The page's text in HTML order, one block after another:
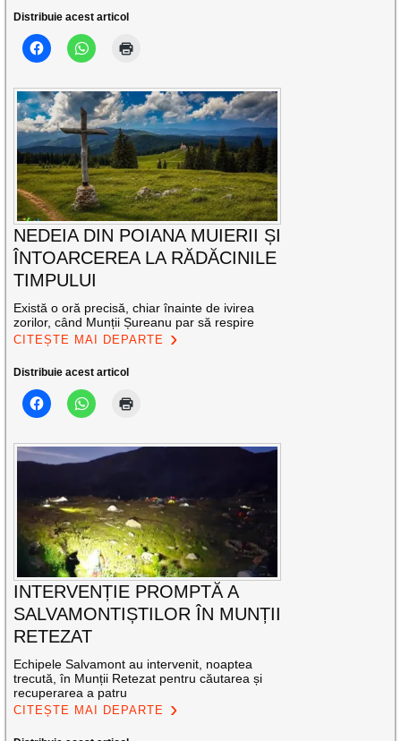
Distribuie acest articol
NEDEIA DIN POIANA MUIERII ȘI
ÎNTOARCEREA LA RĂDĂCINILE
TIMPULUI
Există o oră precisă, chiar înainte de ivirea
zorilor, când Munții Șureanu par să respire
CITEȘTE MAI DEPARTE
Distribuie acest articol
INTERVENȚIE PROMPTĂ A
SALVAMONTIȘTILOR ÎN MUNȚII
RETEZAT
Echipele Salvamont au intervenit, noaptea
trecută, în Munții Retezat pentru căutarea și
recuperarea a patru
CITEȘTE MAI DEPARTE